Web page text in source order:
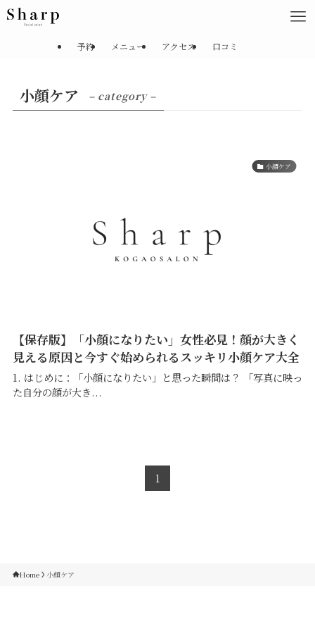
予約 メニュー アクセス 口コミ
小顔ケア – category –
小顔ケア
【保存版】「小顔になりたい」女性必見！顔が大きく
見える原因と今すぐ始められるスッキリ小顔ケア大全
1. はじめに：「小顔になりたい」と思った瞬間は？ 「写真に映っ
た自分の顔が大き...
1
Home 小顔ケア